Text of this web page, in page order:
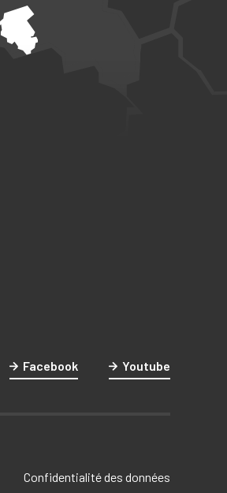
Facebook Youtube
Confidentialité des données